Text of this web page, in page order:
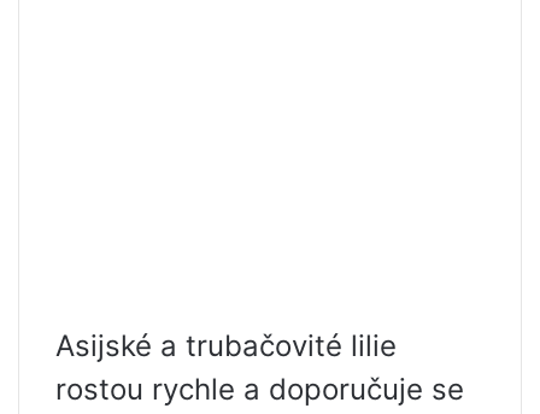
Asijské a trubačovité lilie
rostou rychle a doporučuje se